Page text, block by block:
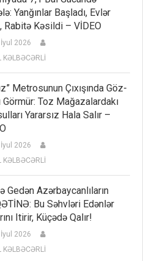
Yanğınlar Başladı, Evlər
Rabitə Kəsildi – VİDEO
2026
KƏLBƏCƏRLİ
Metrosunun Çıxışında Göz-
Görmür: Toz Mağazalardakı
Yararsız Hala Salır –
2026
KƏLBƏCƏRLİ
Gedən Azərbaycanlıların
Bu Səhvləri Edənlər
Itirir, Küçədə Qalır!
2026
KƏLBƏCƏRLİ